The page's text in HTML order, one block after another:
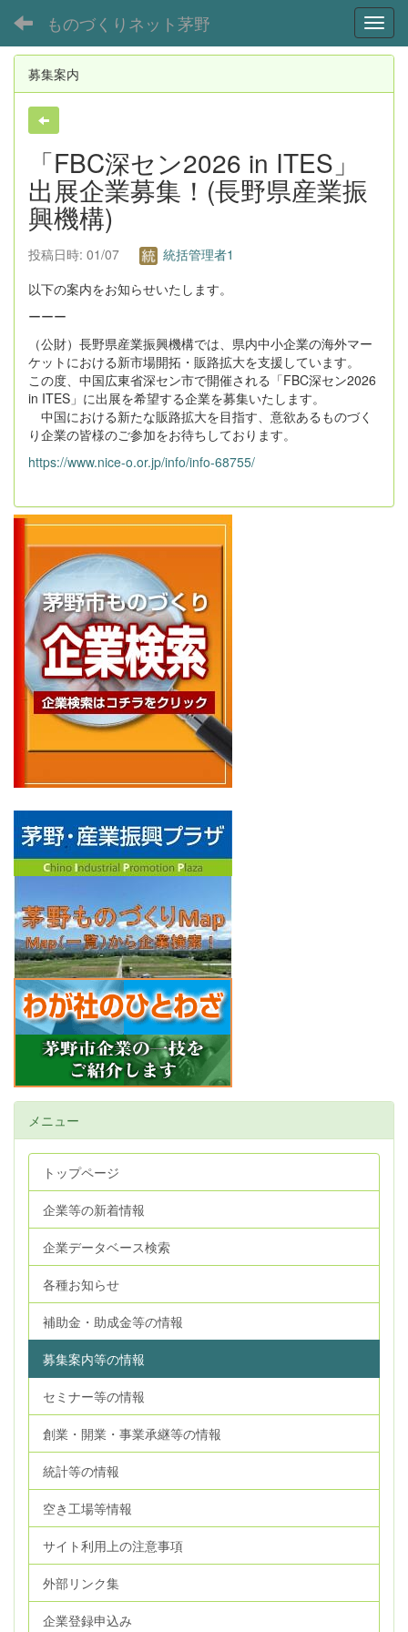
ものづくりネット茅野
募集案内
「FBC深セン2026 in ITES」
出展企業募集！(長野県産業振
興機構)
投稿日時: 01/07
統括管理者1
以下の案内をお知らせいたします。
ーーー
（公財）長野県産業振興機構では、県内中小企業の海外マー
ケットにおける新市場開拓・販路拡大を支援しています。
この度、中国広東省深セン市で開催される「FBC深セン2026
in ITES」に出展を希望する企業を募集いたします。
中国における新たな販路拡大を目指す、意欲あるものづく
り企業の皆様のご参加をお待ちしております。
https://www.nice-o.or.jp/info/info-68755/
メニュー
トップページ
企業等の新着情報
企業データベース検索
各種お知らせ
補助金・助成金等の情報
募集案内等の情報
セミナー等の情報
創業・開業・事業承継等の情報
統計等の情報
空き工場等情報
サイト利用上の注意事項
外部リンク集
企業登録申込み